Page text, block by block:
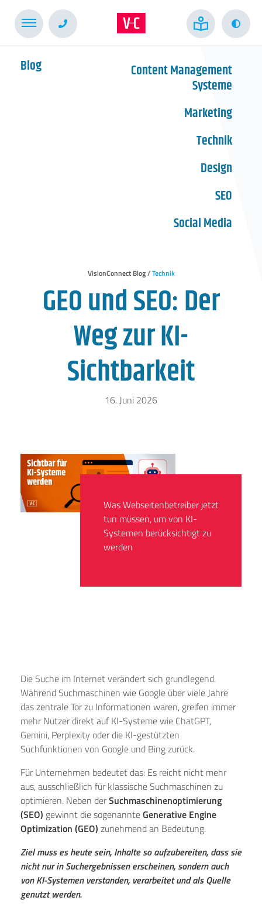
Blog Content Management
Systeme
Marketing
Technik
Design
SEO
Social Media
VisionConnect Blog /Technik
GEO und SEO: Der
Weg zur KI-
Sichtbarkeit
16. Juni 2026
Was Webseitenbetreiber jetzt
tun müssen, um von KI-
Systemen berücksichtigt zu
werden
Die Suche im Internet verändert sich grundlegend.
Während Suchmaschinen wie Google über viele Jahre
das zentrale Tor zu Informationen waren, greifen immer
mehr Nutzer direkt auf KI-Systeme wie ChatGPT,
Gemini, Perplexity oder die KI-gestützten
Suchfunktionen von Google und Bing zurück.
Für Unternehmen bedeutet das: Es reicht nicht mehr
aus, ausschließlich für klassische Suchmaschinen zu
optimieren. Neben derSuchmaschinenoptimierung
(SEO) gewinnt die sogenannteGenerative Engine
Optimization (GEO) zunehmend an Bedeutung.
Ziel muss es heute sein, Inhalte so aufzubereiten, dass sie
nicht nur in Suchergebnissen erscheinen, sondern auch
von KI-Systemen verstanden, verarbeitet und als Quelle
genutzt werden.